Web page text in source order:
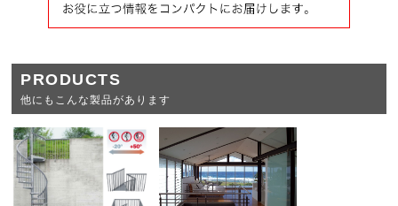
PRODUCTS
他にもこんな製品があります